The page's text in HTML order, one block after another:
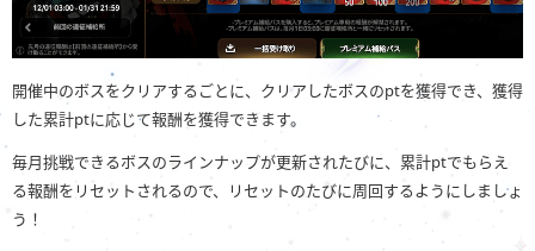
開催中のボスをクリアするごとに、クリアしたボスのptを獲得でき、獲得
した累計ptに応じて報酬を獲得できます。
毎月挑戦できるボスのラインナップが更新されたびに、累計ptでもらえ
る報酬をリセットされるので、リセットのたびに周回するようにしましょ
う！